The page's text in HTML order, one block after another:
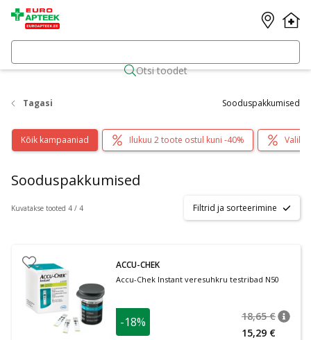
Otsi toodet
Tagasi Sooduspakkumised
Kõik kampaaniad Ilukuu 2 toote ostul kuni -40% Valik
Sooduspakkumised
Kuvatakse tooted 4 / 4 Filtrid ja sorteerimine
ACCU-CHEK
Accu-Chek Instant veresuhkru testribad N50
-18% 18,65 €
15,29 €